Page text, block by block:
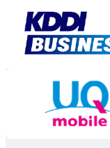
新規ウ
新規ウ